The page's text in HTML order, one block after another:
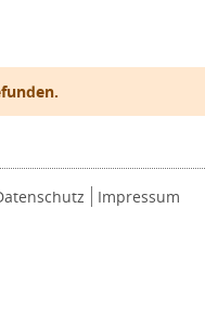
Impressum